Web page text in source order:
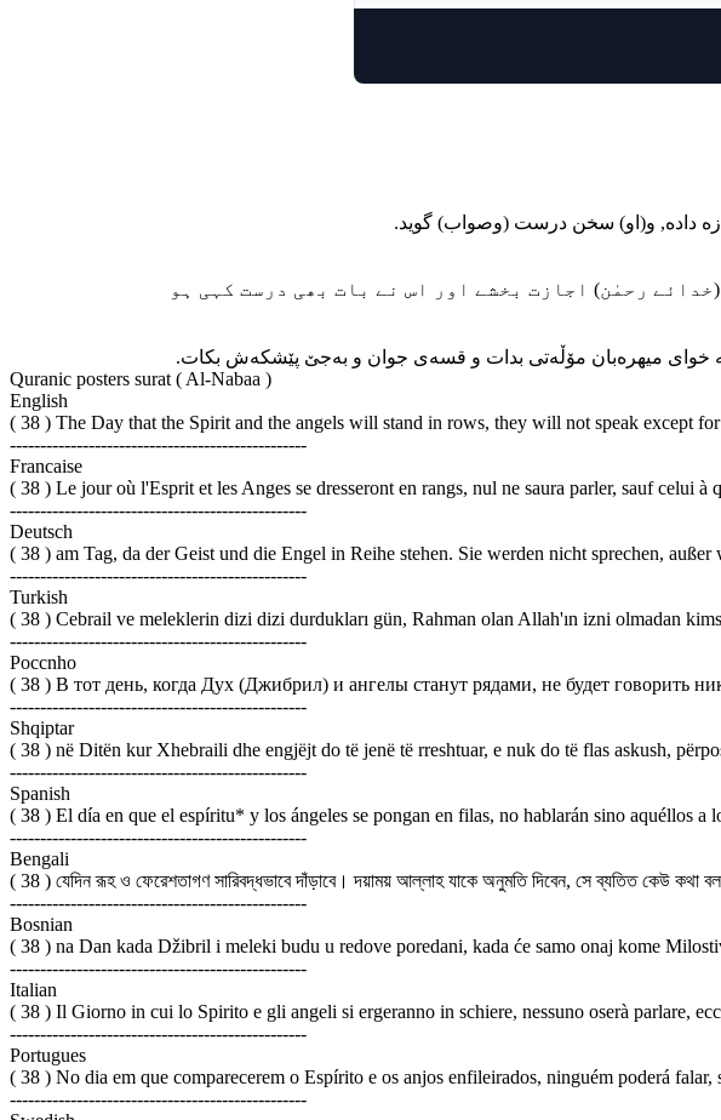
Quranic posters surat ( Al-Nabaa )
English
( 38 ) The Day that the Spirit and the angels will stand in rows, they will not speak except
-------------------------------------------------
Francaise
( 38 ) Le jour où l'Esprit et les Anges se dresseront en rangs, nul ne saura parler, sauf celui
-------------------------------------------------
Deutsch
( 38 ) am Tag, da der Geist und die Engel in Reihe stehen. Sie werden nicht sprechen,
-------------------------------------------------
Turkish
( 38 ) Cebrail ve meleklerin dizi dizi durdukları gün, Rahman olan Allah'ın izni olmadan
-------------------------------------------------
Poccnho
( 38 ) В тот день, когда Дух (Джибрил) и ангелы станут рядами, не будет говорить
-------------------------------------------------
Shqiptar
( 38 ) në Ditën kur Xhebraili dhe engjëjt do të jenë të rreshtuar, e nuk do të flas askush,
-------------------------------------------------
Spanish
( 38 ) El día en que el espíritu* y los ángeles se pongan en filas, no hablarán sino aquéllos
-------------------------------------------------
Bengali
( 38 ) যেদিন রূহ ও ফেরেশতাগণ সারিবদ্ধভাবে দাঁড়াবে। দয়াময় আল্লাহ যাকে অনুমতি দিবেন, সে ব্যতিত কেউ কথা
-------------------------------------------------
Bosnian
( 38 ) na Dan kada Džibril i meleki budu u redove poredani, kada će samo onaj kome
-------------------------------------------------
Italian
( 38 ) Il Giorno in cui lo Spirito e gli angeli si ergeranno in schiere, nessuno oserà parlare,
-------------------------------------------------
Portugues
( 38 ) No dia em que comparecerem o Espírito e os anjos enfileirados, ninguém poderá
-------------------------------------------------